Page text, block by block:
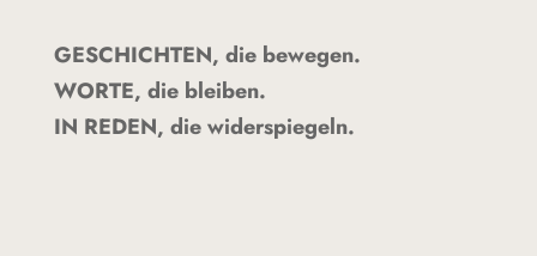
GESCHICHTEN, die bewegen.
WORTE, die bleiben.
IN REDEN, die widerspiegeln.